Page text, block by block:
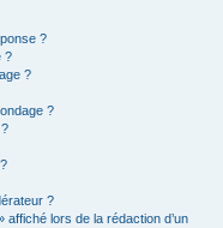
?
?
?
?
?
lors de la rédaction d’un